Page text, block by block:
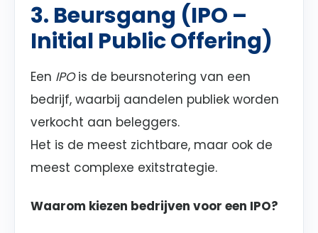
3. Beursgang (IPO –
Initial Public Offering)
Een IPOis de beursnotering van een
bedrijf, waarbij aandelen publiek worden
verkocht aan beleggers.
Het is de meest zichtbare, maar ook de
meest complexe exitstrategie.
Waarom kiezen bedrijven voor een IPO?